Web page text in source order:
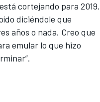
cortejando para 2019.
diciéndole que
años o nada. Creo que
emular lo que hizo